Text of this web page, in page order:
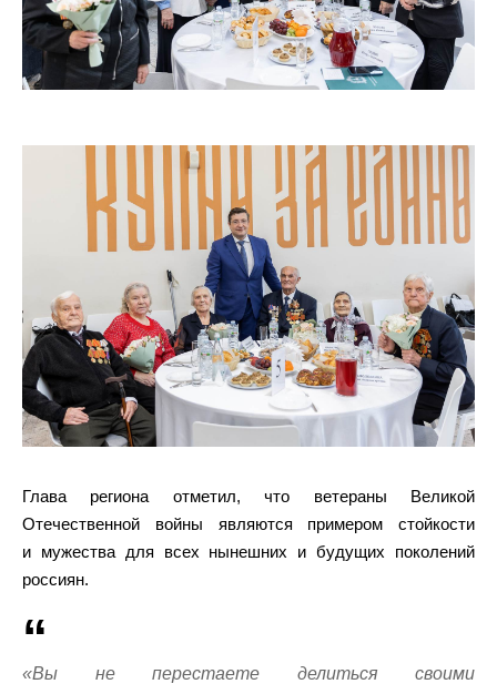
Глава региона отметил, что ветераны Великой
Отечественной войны являются примером стойкости
и мужества для всех нынешних и будущих поколений
россиян.
«Вы не перестаете делиться своими